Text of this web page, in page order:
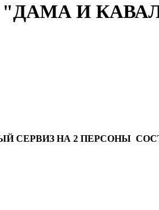
И
СЕРВИЗ НА 2 ПЕРСОНЫ